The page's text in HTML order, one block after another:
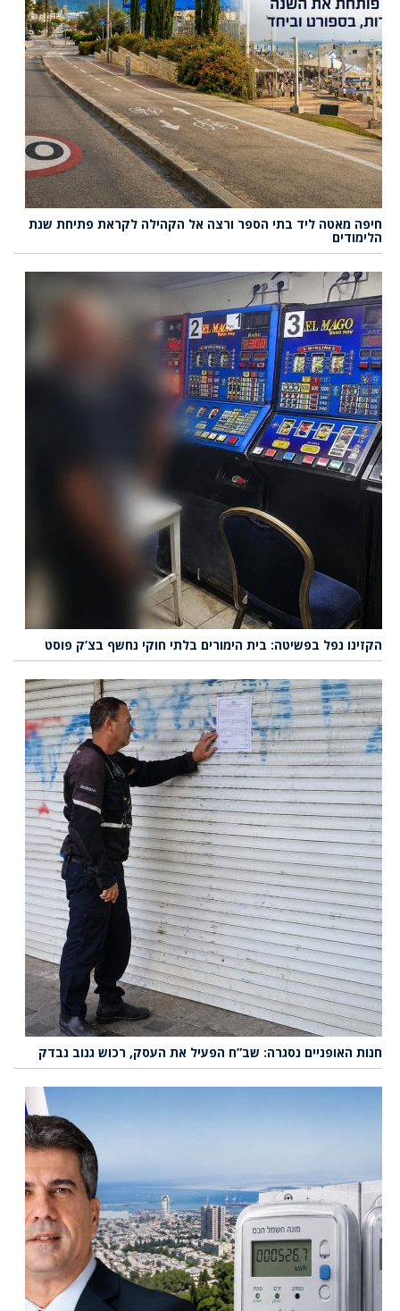
חיפה מאטה ליד בתי הספר ורצה אל הקהילה לקראת פתיחת שנת
הלימודים
הקזינו נפל בפשיטה: בית הימורים בלתי חוקי נחשף בצ’ק פוסט
חנות האופניים נסגרה: שב”ח הפעיל את העסק, רכוש גנוב נבדק